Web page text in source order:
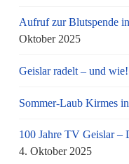
Aufruf zur Blutspende
Oktober 2025
Geislar radelt – und wie!
Sommer-Laub Kirmes
100 Jahre TV Geislar –
4. Oktober 2025